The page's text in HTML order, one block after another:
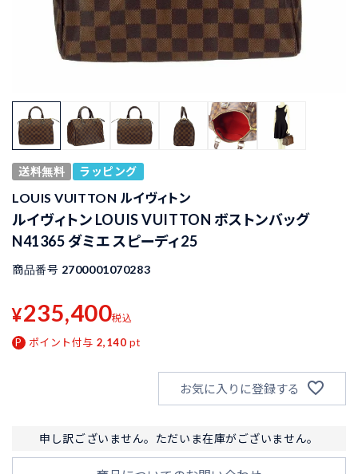
送料無料 ラッピング
LOUIS VUITTON ルイヴィトン
ルイヴィトン LOUIS VUITTON ボストンバッグ
N41365 ダミエ スピーディ25
商品番号 2700001070283
¥235,400税込
ポイント付与 2,140 pt
お気に入りに登録する
申し訳ございません。ただいま在庫がございません。